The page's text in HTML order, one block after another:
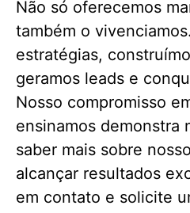
Não só oferecemos
também o
estratégias,
geramos leads e
Nosso compromisso
ensinamos demonstra
saber mais sobre
alcançar resultados
em contato e solicite